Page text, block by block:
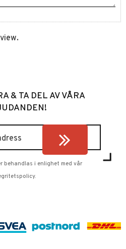
& TA DEL AV VÅRA
behandlas i enlighet med vår
.